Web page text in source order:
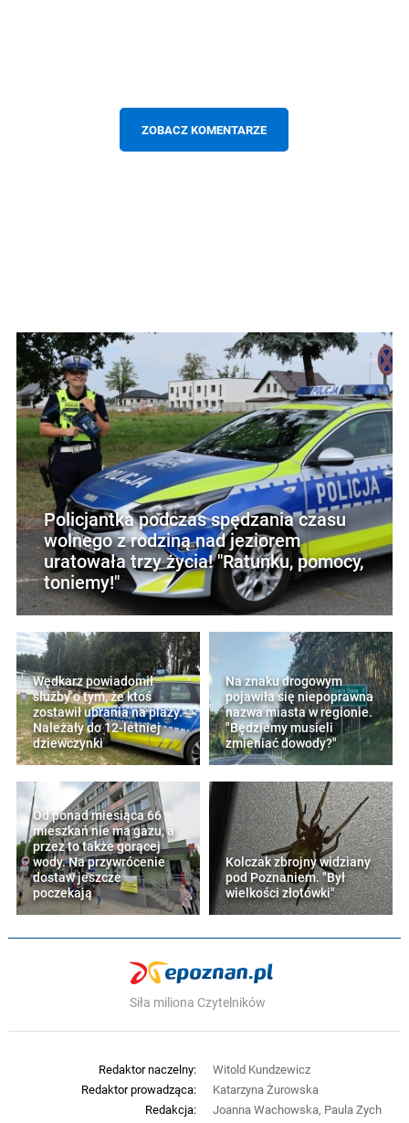
ZOBACZ KOMENTARZE
Policjantka podczas spędzania czasu
wolnego z rodziną nad jeziorem
uratowała trzy życia! "Ratunku, pomocy,
toniemy!"
Wędkarz powiadomił
służby o tym, że ktoś
zostawił ubrania na plaży.
Należały do 12-letniej
dziewczynki
Na znaku drogowym
pojawiła się niepoprawna
nazwa miasta w regionie.
"Będziemy musieli
zmieniać dowody?"
Od ponad miesiąca 66
mieszkań nie ma gazu, a
przez to także gorącej
wody. Na przywrócenie
dostaw jeszcze
poczekają
Kolczak zbrojny widziany
pod Poznaniem. "Był
wielkości złotówki"
Siła miliona Czytelników
Redaktor naczelny:
Witold Kundzewicz
Redaktor prowadząca:
Katarzyna Żurowska
Redakcja:
Joanna Wachowska, Paula Zych